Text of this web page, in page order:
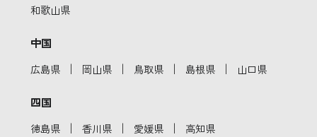
和歌山県
中国
広島県 ｜ 岡山県 ｜ 鳥取県 ｜ 島根県 ｜ 山口県
四国
徳島県 ｜ 香川県 ｜ 愛媛県 ｜ 高知県